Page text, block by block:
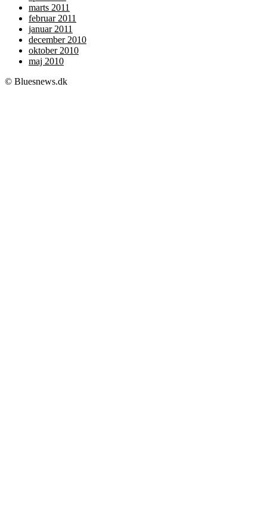
marts 2011
februar 2011
januar 2011
december 2010
oktober 2010
maj 2010
© Bluesnews.dk